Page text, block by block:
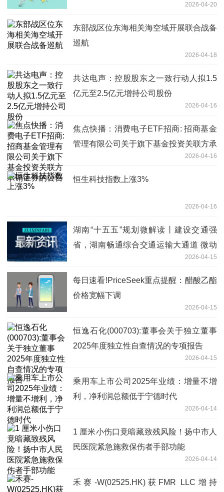
2026-04-20
东部战区位东海相关海空域开展联合战备
巡航
2026-04-18
共达电声：控股股东之一致行动人拟1.5
亿元至2.5亿元增持公司股份
2026-04-16
焦点快播：消费电子ETF招商: 招商基金
管理有限公司关于旗下基金投资关联方承
2026-04-16
恒生科技指数上涨3%
2026-04-16
湖南“十五五”规划微解读丨建设交通强
省，湖南畅通综合交通运输大通道 微动
2026-04-15
每日速看!PriceSeek重点提醒：醋酸乙酯
价格宽幅下调
2026-04-15
恒逸石化(000703):董事会关于独立董事
2025年度独立性自查情况的专项报告
2026-04-15
乘用车上市公司2025年业绩：增量不增
利，净利润总额低于宁德时代
2026-04-14
1 厘米小伤口竟暗藏致残风险！扬中市人
民医院紧急施救保伤者手部功能
2026-04-14
禾赛-W(02525.HK)获FMR LLC增持